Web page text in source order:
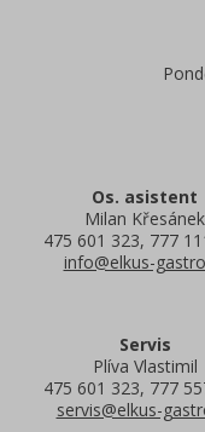
Os. asistent
Milan Křesánek
475 601 323, 777
info@elkus-
Servis
Plíva Vlastimil
475 601 323, 777
servis@elkus-